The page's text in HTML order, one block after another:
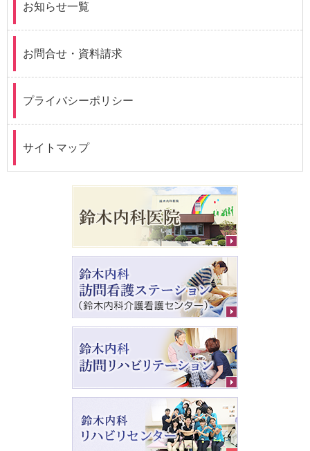
お知らせ一覧
お問合せ・資料請求
プライバシーポリシー
サイトマップ